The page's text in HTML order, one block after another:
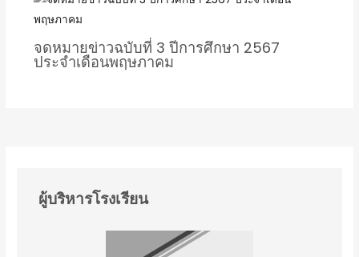
จดหมายข่าวฉบับที่ 3 ปีการศึกษา 2567
ประจำเดือนพฤษภาคม
ผู้บริหารโรงเรียน